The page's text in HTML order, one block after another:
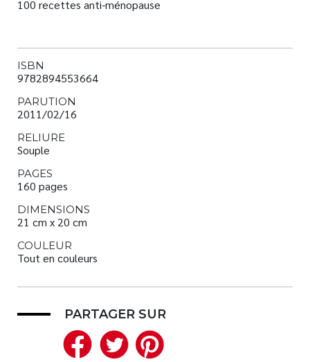
100 recettes anti-ménopause
ISBN
9782894553664
PARUTION
2011/02/16
RELIURE
Souple
PAGES
160 pages
DIMENSIONS
21 cm x 20 cm
COULEUR
Tout en couleurs
PARTAGER SUR
Facebook
Twitter